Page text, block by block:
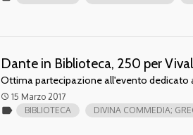
Dante in Biblioteca, 250 per
Ottima partecipazione all'evento dedicato
access_time 15 Marzo 2017
label BIBLIOTECA DIVINA COMMEDIA;